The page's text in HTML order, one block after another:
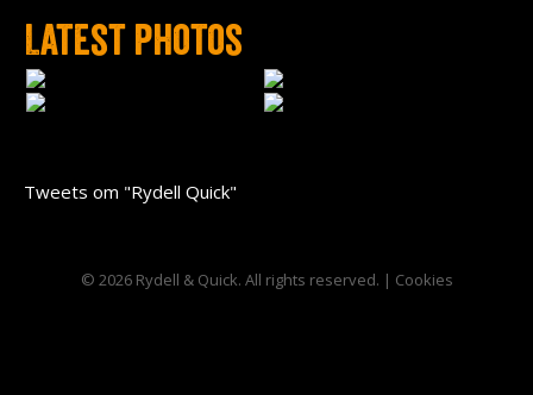
Latest photos
Tweets om "Rydell Quick"
© 2026 Rydell & Quick. All rights reserved. | Cookies